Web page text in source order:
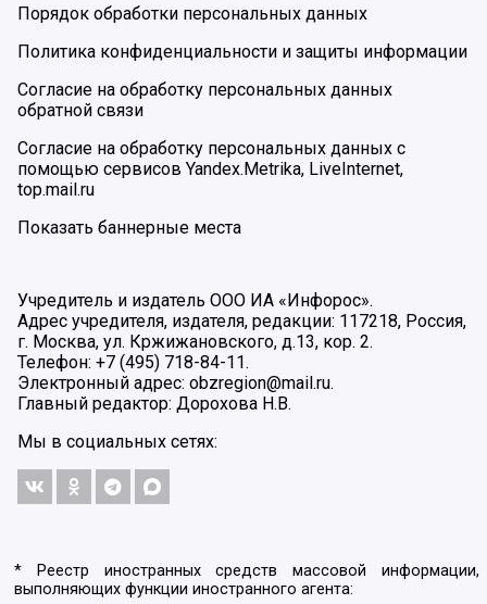
Порядок обработки персональных данных
Политика конфиденциальности и защиты информации
Согласие на обработку персональных данных
обратной связи
Согласие на обработку персональных данных с
помощью сервисов Yandex.Metrika, LiveInternet,
top.mail.ru
Показать баннерные места
Учредитель и издатель ООО ИА «Инфорос».
Адрес учредителя, издателя, редакции: 117218, Россия,
г. Москва, ул. Кржижановского, д.13, кор. 2.
Телефон: +7 (495) 718-84-11.
Электронный адрес: obzregion@mail.ru.
Главный редактор: Дорохова Н.В.
Мы в социальных сетях:
* Реестр иностранных средств массовой информации,
выполняющих функции иностранного агента: